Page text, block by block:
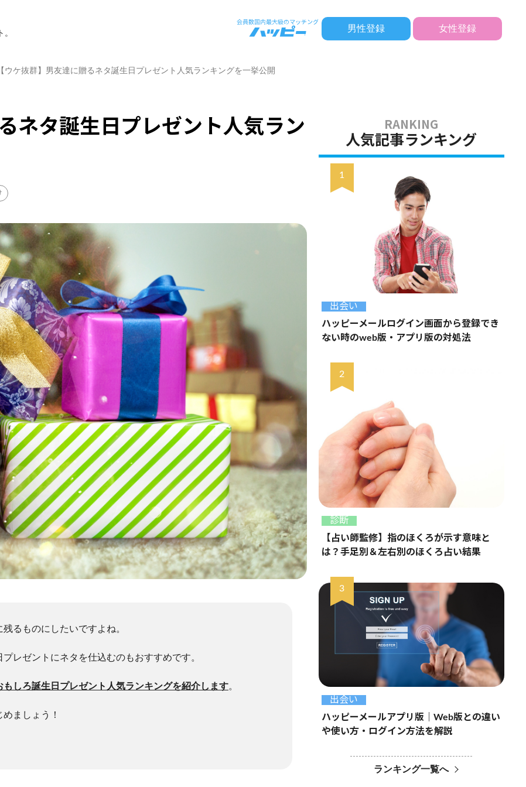
男性登録 女性登録
【ウケ抜群】男友達に贈るネタ誕生日プレゼント人気ランキングを一挙公開
ネタ誕生日プレゼント人気ラン
るものにしたいですよね。
レゼントにネタを仕込むのもおすすめです。
しろ誕生日プレゼント人気ランキングを紹介します。
ましょう！
人気記事ランキング
出会い
ハッピーメールログイン画面から登録でき
ない時のweb版・アプリ版の対処法
診断
【占い師監修】指のほくろが示す意味と
は？手足別＆左右別のほくろ占い結果
出会い
ハッピーメールアプリ版｜Web版との違い
や使い方・ログイン方法を解説
ランキング一覧へ